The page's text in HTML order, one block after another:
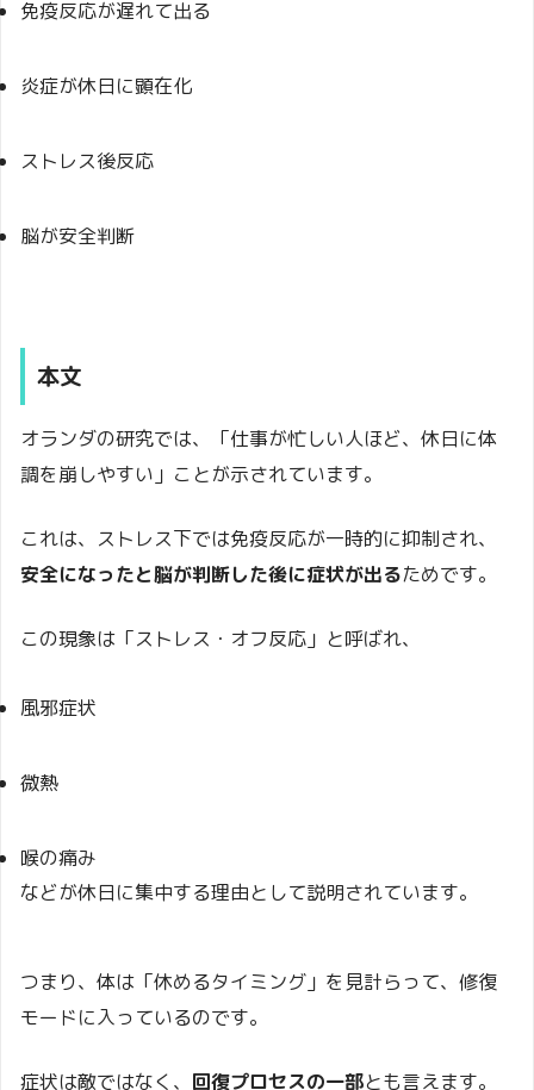
免疫反応が遅れて出る
炎症が休日に顕在化
ストレス後反応
脳が安全判断
本文
オランダの研究では、「仕事が忙しい人ほど、休日に体
調を崩しやすい」ことが示されています。
これは、ストレス下では免疫反応が一時的に抑制され、
安全になったと脳が判断した後に症状が出るためです。
この現象は「ストレス・オフ反応」と呼ばれ、
風邪症状
微熱
喉の痛み
などが休日に集中する理由として説明されています。
つまり、体は「休めるタイミング」を見計らって、修復
モードに入っているのです。
症状は敵ではなく、 回復プロセスの一部とも言えます。